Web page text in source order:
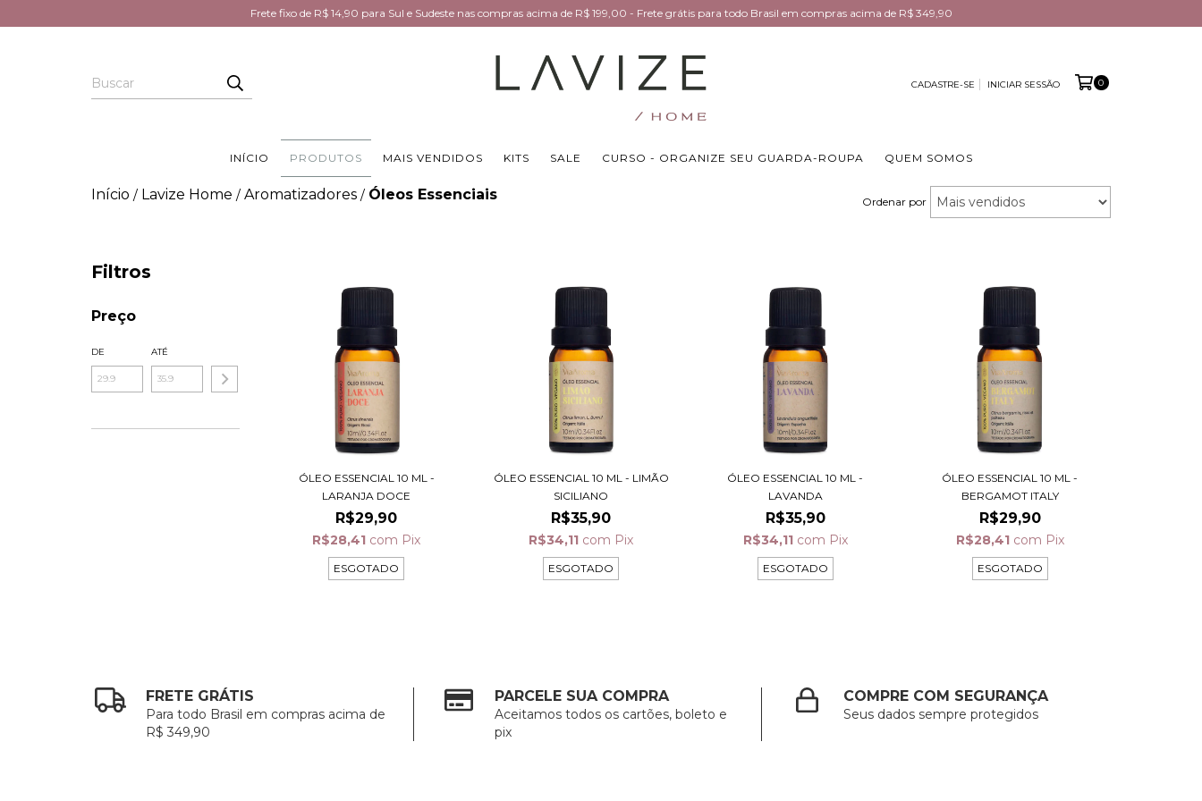
Frete fixo de R$ 14,90 para Sul e Sudeste nas compras acima de R$ 199,00 - Frete grátis para todo Brasil em compras acima de R$ 349,90
CADASTRE-SE INICIAR SESSÃO 0
INÍCIO PRODUTOS MAIS VENDIDOS KITS SALE CURSO - ORGANIZE SEU GUARDA-ROUPA QUEM SOMOS
Início / Lavize Home / Aromatizadores / Óleos Essenciais Ordenar por
Filtros
Preço
DE ATÉ
ÓLEO ESSENCIAL 10 ML -
LARANJA DOCE
R$29,90
R$28,41 com Pix
ESGOTADO
ÓLEO ESSENCIAL 10 ML - LIMÃO
SICILIANO
R$35,90
R$34,11 com Pix
ESGOTADO
ÓLEO ESSENCIAL 10 ML -
LAVANDA
R$35,90
R$34,11 com Pix
ESGOTADO
ÓLEO ESSENCIAL 10 ML -
BERGAMOT ITALY
R$29,90
R$28,41 com Pix
ESGOTADO
FRETE GRÁTIS
Para todo Brasil em compras acima de
R$ 349,90
PARCELE SUA COMPRA
Aceitamos todos os cartões, boleto e
pix
COMPRE COM SEGURANÇA
Seus dados sempre protegidos